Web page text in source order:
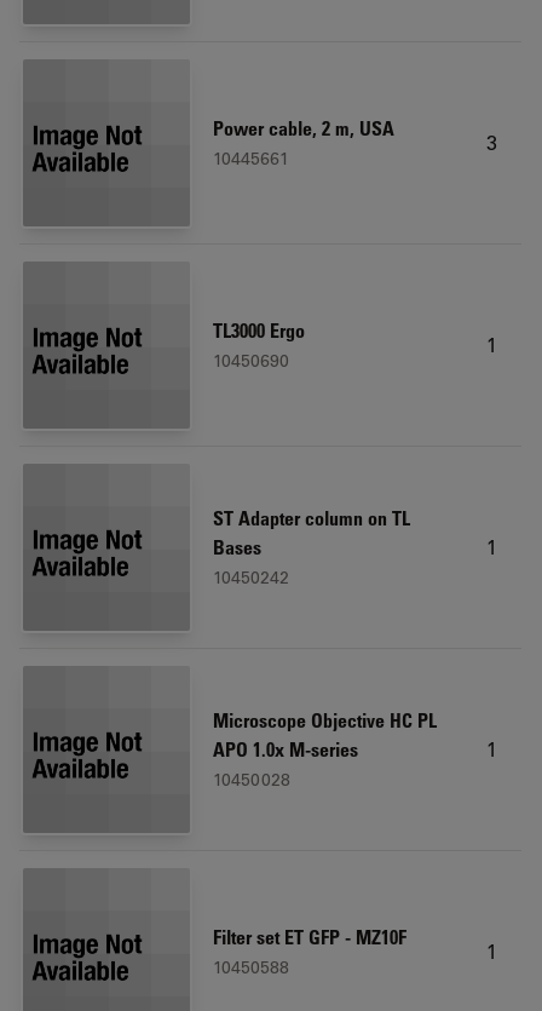
Power cable, 2 m, USA
10445661
3
TL3000 Ergo
10450690
1
ST Adapter column on TL
Bases
10450242
1
Microscope Objective HC PL
APO 1.0x M-series
10450028
1
Filter set ET GFP - MZ10F
10450588
1